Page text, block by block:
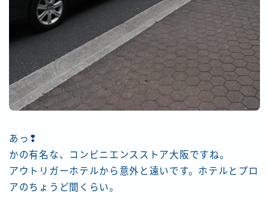
あっ❢
かの有名な、コンビニエンスストア大阪ですね。
アウトリガーホテルから意外と遠いです。ホテルとプロ
アのちょうど間くらい。